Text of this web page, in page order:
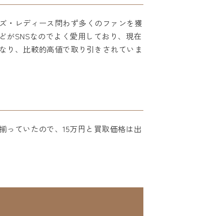
・レディース問わず多くのファンを獲
がSNSなのでよく愛用しており、現在
り、比較的高値で取り引きされていま
ていたので、15万円と買取価格は出